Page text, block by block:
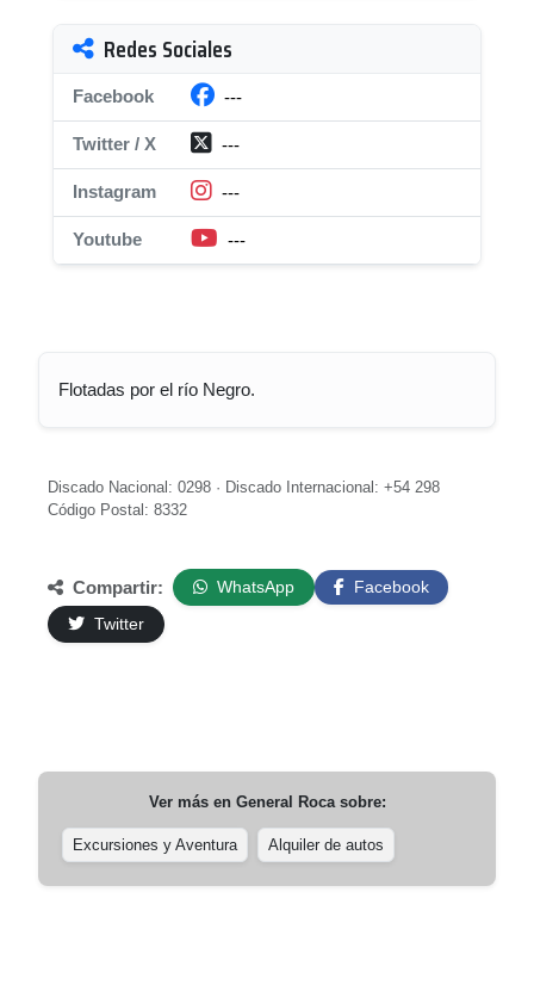
Redes Sociales
Facebook ---
Twitter / X ---
Instagram ---
Youtube ---
Flotadas por el río Negro.
Discado Nacional: 0298 · Discado Internacional: +54 298
Código Postal: 8332
Compartir: WhatsApp
Facebook
Twitter
Ver más en General Rocasobre:
Excursiones y Aventura Alquiler de autos